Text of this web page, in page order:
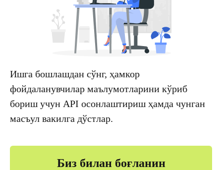
Ишга бошлашдан сўнг, ҳамкор
фойдаланувчилар маълумотларини кўриб
бориш учун API осонлаштириш ҳамда чунган
масъул вакилга дўстлар.
Биз билан боғланин